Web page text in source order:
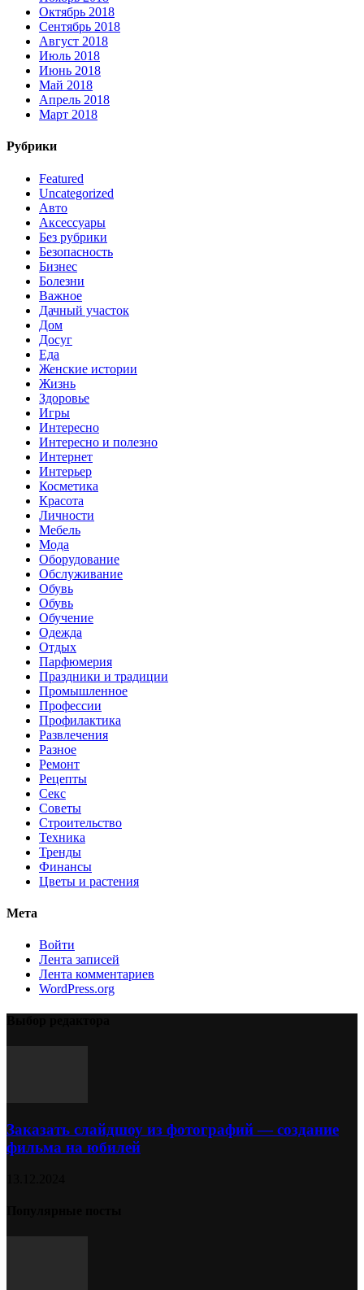
Октябрь 2018
Сентябрь 2018
Август 2018
Июль 2018
Июнь 2018
Май 2018
Апрель 2018
Март 2018
Рубрики
Featured
Uncategorized
Авто
Аксессуары
Без рубрики
Безопасность
Бизнес
Болезни
Важное
Дачный участок
Дом
Досуг
Еда
Женские истории
Жизнь
Здоровье
Игры
Интересно
Интересно и полезно
Интернет
Интерьер
Косметика
Красота
Личности
Мебель
Мода
Оборудование
Обслуживание
Обувь
Обувь
Обучение
Одежда
Отдых
Парфюмерия
Праздники и традиции
Промышленное
Профессии
Профилактика
Развлечения
Разное
Ремонт
Рецепты
Секс
Советы
Строительство
Техника
Тренды
Финансы
Цветы и растения
Мета
Войти
Лента записей
Лента комментариев
WordPress.org
Заказать слайдшоу из фотографий — создание
фильма на юбилей